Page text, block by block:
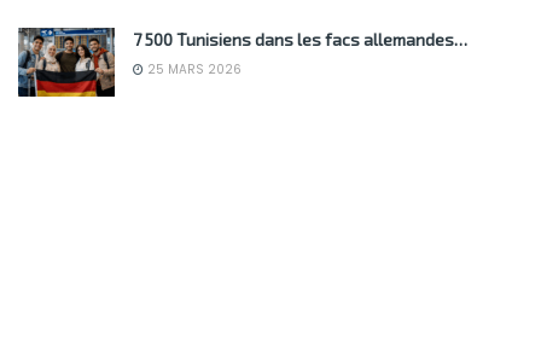
7 500 Tunisiens dans les facs allemandes…
25 MARS 2026